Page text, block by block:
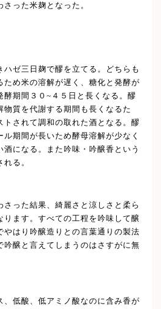
った米麹となった。
ゼ三日麹で醪を立てる。どちらも
ため米の溶解が遅く、糖化と発酵が
酵期間３０~４５日と長くなる。醪
物質を代謝する期間も長くなるた
トされて調和の取れた酒となる。醪
期間が長いため酵母溶解が少なく
になる。また吟味・吟醸香という
る。
さった結果、綺麗さと涼しさと柔ら
ります。すべての工程を吟味して醸
やはり吟醸造りとの言葉通りの製法
吟醸と言えてしまうのはさすがに無
、低酸、低アミノ酸なのに含み香が